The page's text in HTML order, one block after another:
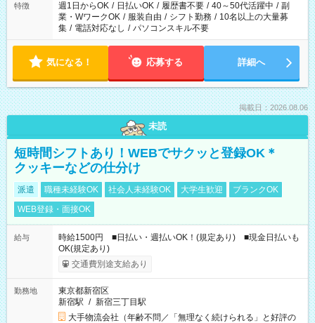
特徴 週1日からOK / 日払いOK / 履歴書不要 / 40～50代活躍中 / 副
業・WワークOK / 服装自由 / シフト勤務 / 10名以上の大量募
集 / 電話対応なし / パソコンスキル不要
気になる！ 応募する 詳細へ
掲載日：2026.08.06
未読
短時間シフトあり！WEBでサクッと登録OK＊
クッキーなどの仕分け
派遣 職種未経験OK 社会人未経験OK 大学生歓迎
ブランクOK
WEB登録・面接OK
給与
時給1500円 ■日払い・週払いOK！(規定あり) ■現金日払いも
OK(規定あり)
交通費別途支給あり
勤務地
東京都新宿区
新宿駅 / 新宿三丁目駅
大手物流会社（年齢不問／「無理なく続けられる」と好評の